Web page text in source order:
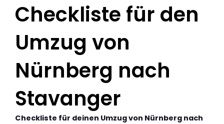
Checkliste für den
Umzug von
Nürnberg nach
Stavanger
Checkliste für deinen Umzug von Nürnberg nach